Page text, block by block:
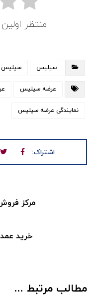
منتظر
سیلیس سیلیس
عرضه سیلیس
نمایندگی عرضه سیلیس
مرکز
خرید
مطالب مرتبط ...